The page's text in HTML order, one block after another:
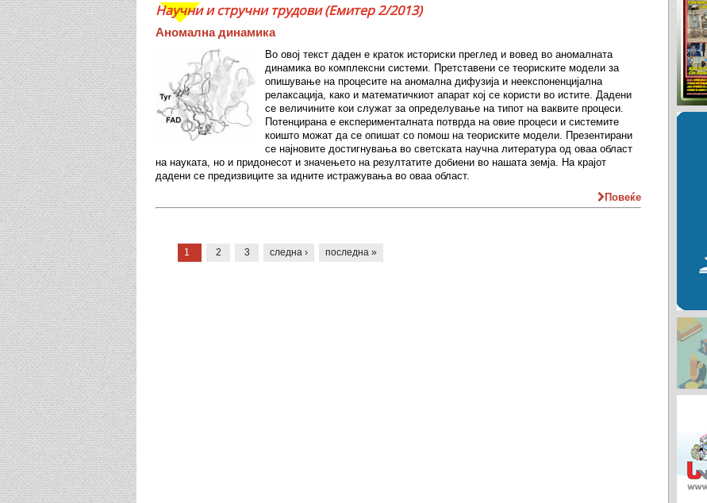
Научни и стручни трудови (Емитер 2/2013)
Аномална динамика
Во овој текст даден е краток историски преглед и вовед во аномалната
динамика во комплексни системи. Претставени се теориските модели за
опишување на процесите на аномална дифузија и неекспоненцијална
релаксација, како и математичкиот апарат кој се користи во истите. Дадени
се величините кои служат за определување на типот на ваквите процеси.
Потенцирана е експерименталната потврда на овие процеси и системите
коишто можат да се опишат со помош на теориските модели. Презентирани
се најновите достигнувања во светската научна литература од оваа област
на науката, но и придонесот и значењето на резултатите добиени во нашата земја. На крајот
дадени се предизвиците за идните истражувања во оваа област.
Повеќе
1 2 3 следна › последна »